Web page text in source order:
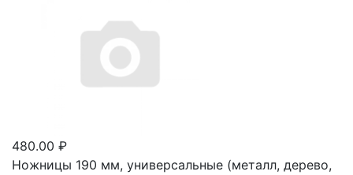
480.00 ₽
Ножницы 190 мм, универсальные (металл, дерево,